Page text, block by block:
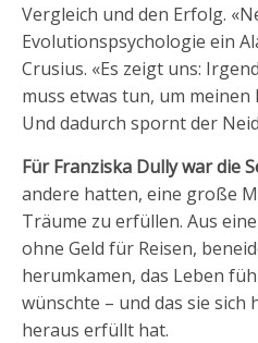
Vergleich und den Erfolg.
Evolutionspsychologie ein
Crusius. «Es zeigt uns:
muss etwas tun, um meinen
Und dadurch spornt der
Für Franziska Dully war die
andere hatten, eine große
Träume zu erfüllen. Aus
ohne Geld für Reisen,
herumkamen, das Leben
wünschte – und das sie sich
heraus erfüllt hat.